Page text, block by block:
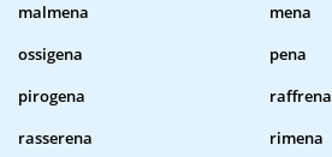
malmena
mena
ossigena
pena
pirogena
raffrena
rasserena
rimena